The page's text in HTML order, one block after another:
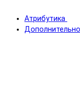
Атрибутика